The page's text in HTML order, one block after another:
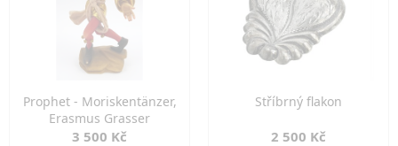
Prophet - Moriskentänzer,
Erasmus Grasser
3 500 Kč
Stříbrný flakon
2 500 Kč